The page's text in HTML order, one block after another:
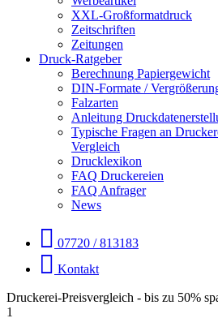
XXL-Großformatdruck
Zeitschriften
Zeitungen
Druck-Ratgeber
Berechnung Papiergewicht
DIN-Formate /
Falzarten
Anleitung
Typische Fragen an
Vergleich
Drucklexikon
FAQ Druckereien
FAQ Anfrager
News
07720 / 813183
Kontakt
Druckerei-Preisvergleich - bis zu 50%
1